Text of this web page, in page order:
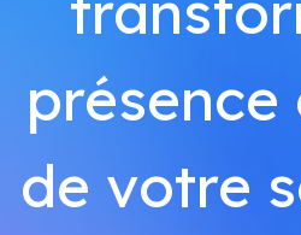
présence
de votre